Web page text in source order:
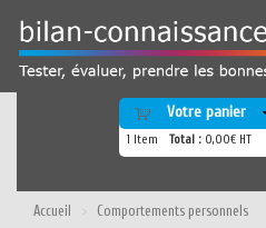
contenu
principal
Votre panier
1 Item Total : 0,00€ HT
Accueil Comportements personnels